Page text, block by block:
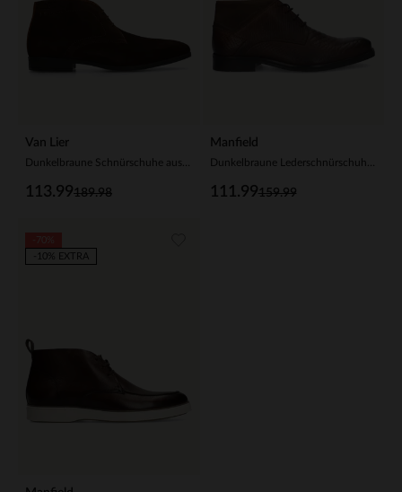
Van Lier
189.98
113.99
Manfield
159.99
111.99
-10% EXTRA